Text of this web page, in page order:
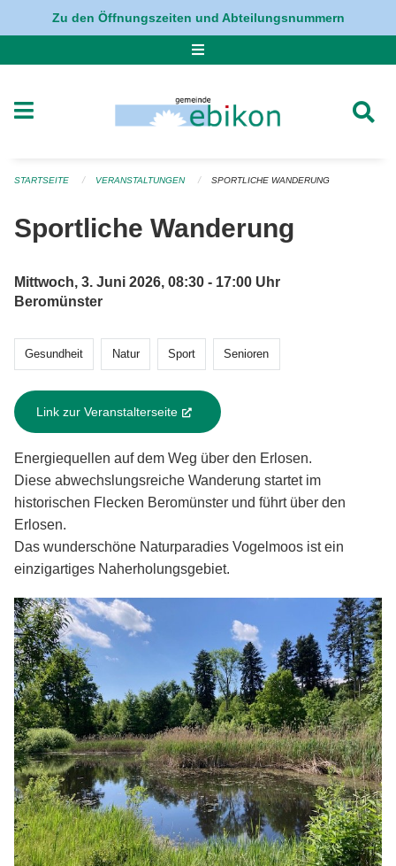
Navigation überspringen
Zu den Öffnungszeiten und Abteilungsnummern
STARTSEITE VERANSTALTUNGEN SPORTLICHE WANDERUNG
Sportliche Wanderung
Mittwoch, 3. Juni 2026, 08:30 - 17:00 Uhr
Beromünster
Gesundheit Natur Sport Senioren
Link zur Veranstalterseite (External Link)
Energiequellen auf dem Weg über den Erlosen.
Diese abwechslungsreiche Wanderung startet im
historischen Flecken Beromünster und führt über den
Erlosen.
Das wunderschöne Naturparadies Vogelmoos ist ein
einzigartiges Naherholungsgebiet.